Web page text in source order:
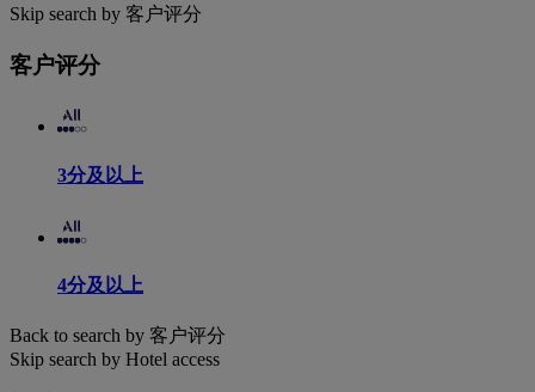
Skip search by 客户评分
客户评分
3分及以上
4分及以上
Back to search by 客户评分
Skip search by Hotel access